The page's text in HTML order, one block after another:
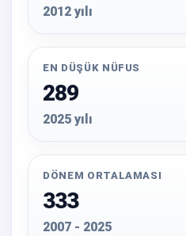
2012 yılı
EN DÜŞÜK NÜFUS
289
2025 yılı
DÖNEM ORTALAMASI
333
2007 - 2025